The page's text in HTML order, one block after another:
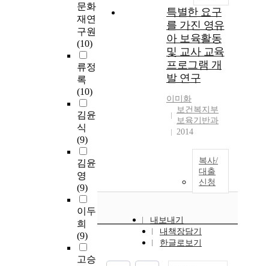
문화
재연
구원
(10)
류정
록
(10)
김윤
식
(9)
김윤
영
(9)
이두
희
(9)
고승
특별한 요구
를 가진 영유
아 보육활동
및 교사 교육
프로그램 개
발 연구
이미화
보건복지부
보육기반과
2014
복사/
대출
신청
내보내기
내책장담기
한글로보기